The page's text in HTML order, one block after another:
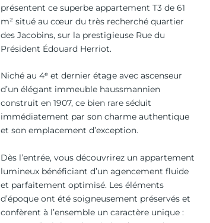
présentent ce superbe appartement T3 de 61
m² situé au cœur du très recherché quartier
des Jacobins, sur la prestigieuse Rue du
Président Édouard Herriot.
Niché au 4ᵉ et dernier étage avec ascenseur
d’un élégant immeuble haussmannien
construit en 1907, ce bien rare séduit
immédiatement par son charme authentique
et son emplacement d’exception.
Dès l’entrée, vous découvrirez un appartement
lumineux bénéficiant d’un agencement fluide
et parfaitement optimisé. Les éléments
d’époque ont été soigneusement préservés et
confèrent à l’ensemble un caractère unique :